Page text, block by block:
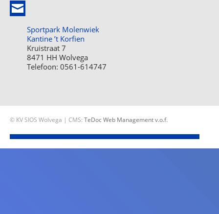
Sportpark Molenwiek
Kantine ’t Korfien
Kruistraat 7
8471 HH Wolvega
Telefoon: 0561-614747
© KV SIOS Wolvega | CMS: TeDoc Web Management v.o.f.